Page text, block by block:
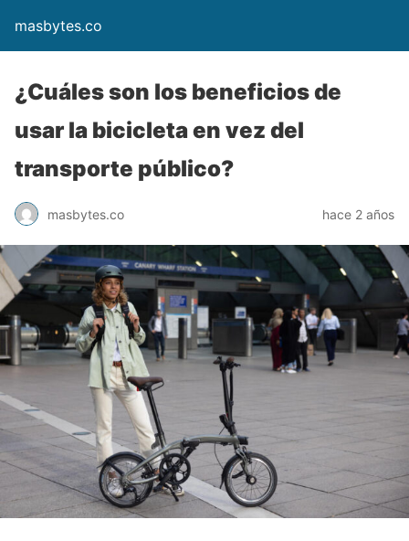
masbytes.co
¿Cuáles son los beneficios de
usar la bicicleta en vez del
transporte público?
masbytes.co hace 2 años